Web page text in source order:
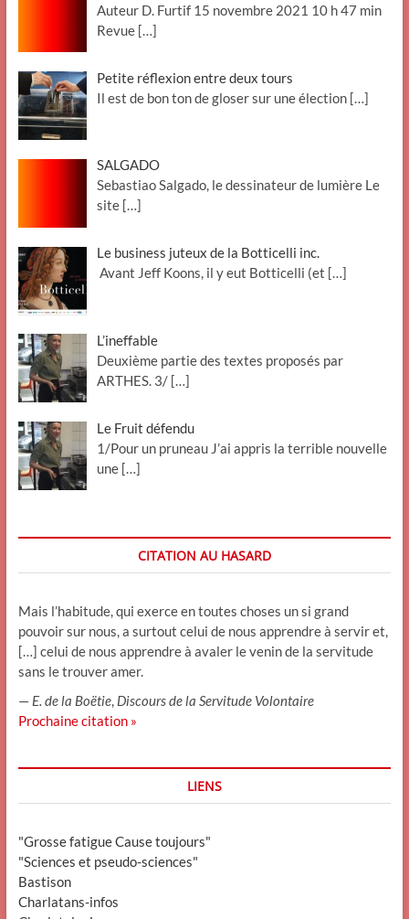
Auteur D. Furtif 15 novembre 2021 10 h 47 min
Revue […]
Petite réflexion entre deux tours
Il est de bon ton de gloser sur une élection […]
SALGADO
Sebastiao Salgado, le dessinateur de lumière Le
site […]
Le business juteux de la Botticelli inc.
Avant Jeff Koons, il y eut Botticelli (et […]
L’ineffable
Deuxième partie des textes proposés par
ARTHES. 3/ […]
Le Fruit défendu
1/Pour un pruneau J’ai appris la terrible nouvelle
une […]
CITATION AU HASARD
Mais l’habitude, qui exerce en toutes choses un si grand
pouvoir sur nous, a surtout celui de nous apprendre à servir et,
[…] celui de nous apprendre à avaler le venin de la servitude
sans le trouver amer.
— E. de la Boëtie, Discours de la Servitude Volontaire
Prochaine citation »
LIENS
"Grosse fatigue Cause toujours"
"Sciences et pseudo-sciences"
Bastison
Charlatans-infos